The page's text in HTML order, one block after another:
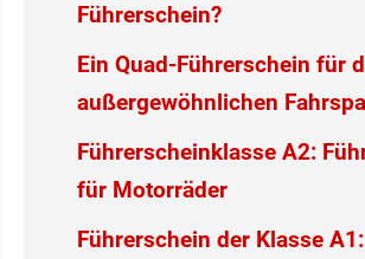
Führerschein?
Ein Quad-Führerschein für
außergewöhnlichen
Führerscheinklasse A2:
für Motorräder
Führerschein der Klasse A1: